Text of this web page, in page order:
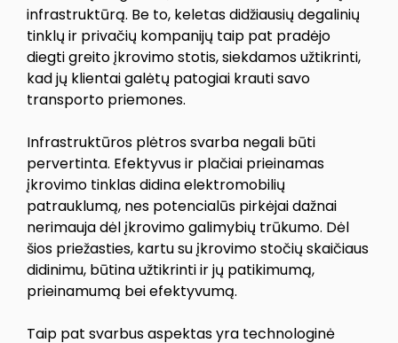
infrastruktūrą. Be to, keletas didžiausių degalinių
tinklų ir privačių kompanijų taip pat pradėjo
diegti greito įkrovimo stotis, siekdamos užtikrinti,
kad jų klientai galėtų patogiai krauti savo
transporto priemones.
Infrastruktūros plėtros svarba negali būti
pervertinta. Efektyvus ir plačiai prieinamas
įkrovimo tinklas didina elektromobilių
patrauklumą, nes potencialūs pirkėjai dažnai
nerimauja dėl įkrovimo galimybių trūkumo. Dėl
šios priežasties, kartu su įkrovimo stočių skaičiaus
didinimu, būtina užtikrinti ir jų patikimumą,
prieinamumą bei efektyvumą.
Taip pat svarbus aspektas yra technologinė